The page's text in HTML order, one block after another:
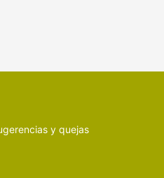
y quejas